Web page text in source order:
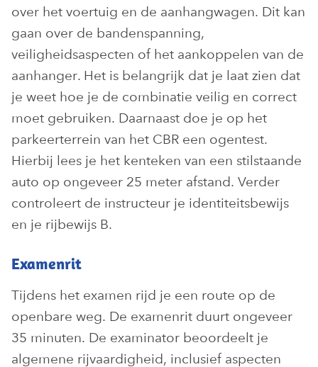
over het voertuig en de aanhangwagen. Dit kan
gaan over de bandenspanning,
veiligheidsaspecten of het aankoppelen van de
aanhanger. Het is belangrijk dat je laat zien dat
je weet hoe je de combinatie veilig en correct
moet gebruiken. Daarnaast doe je op het
parkeerterrein van het CBR een ogentest.
Hierbij lees je het kenteken van een stilstaande
auto op ongeveer 25 meter afstand. Verder
controleert de instructeur je identiteitsbewijs
en je rijbewijs B.
Examenrit
Tijdens het examen rijd je een route op de
openbare weg. De examenrit duurt ongeveer
35 minuten. De examinator beoordeelt je
algemene rijvaardigheid, inclusief aspecten